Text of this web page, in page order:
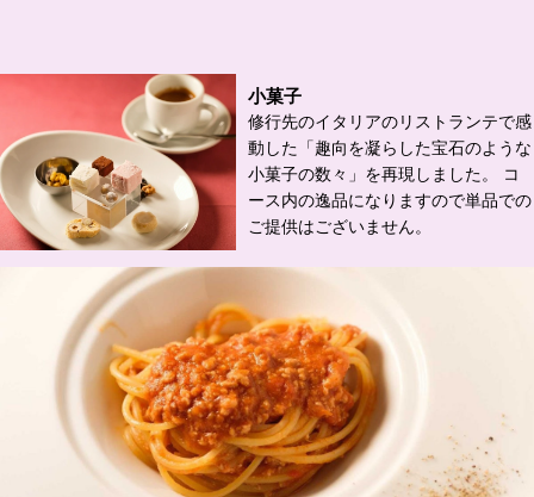
小菓子
修行先のイタリアのリストランテで感
動した「趣向を凝らした宝石のような
小菓子の数々」を再現しました。 コ
ース内の逸品になりますので単品での
ご提供はございません。